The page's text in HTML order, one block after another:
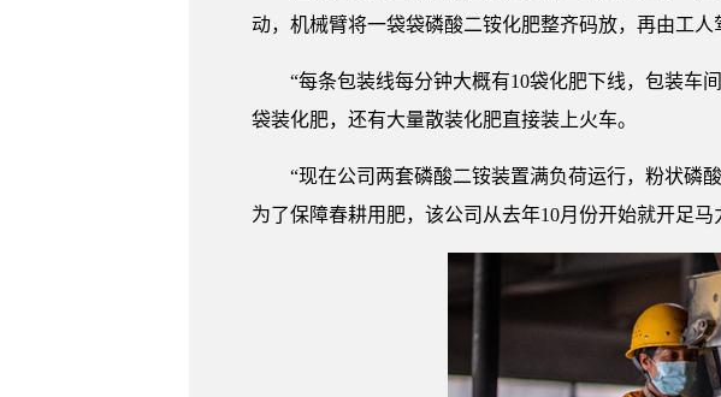
动，机械臂将一袋袋磷酸二铵化肥整齐码放，再由工人
“每条包装线每分钟大概有10袋化肥下线，包装车间
袋装化肥，还有大量散装化肥直接装上火车。
“现在公司两套磷酸二铵装置满负荷运行，粉状磷酸
为了保障春耕用肥，该公司从去年10月份开始就开足马